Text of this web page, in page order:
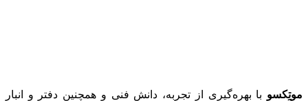
موتِکسو با بهره‌گیری از تجربه، دانش فنی و همچنین دفتر و انبار